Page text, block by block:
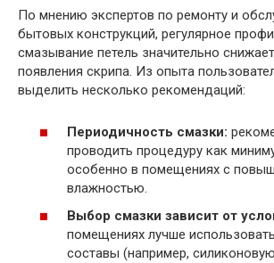
По мнению экспертов по ремонту и
бытовых конструкций, регулярное
смазывание петель значительно
появления скрипа. Из опыта
выделить несколько рекомендаций:
Периодичность смазки:
проводить процедуру как
особенно в помещениях с
влажностью.
Выбор смазки зависит от
помещениях лучше
составы (например,